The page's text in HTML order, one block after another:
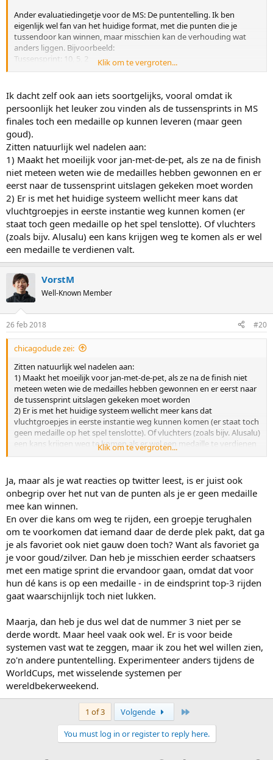
Ander evaluatiedingetje voor de MS: De puntentelling. Ik ben
eigenlijk wel fan van het huidige format, met die punten die je
tussendoor kan winnen, maar misschien kan de verhouding wat
anders liggen. Bijvoorbeeld:
Tussensprint: 10, 5, 2
Bij gelijk puntenaantal is de aankomsttijd doorslaggevend.
De nummer 1 aan de streep blijft altijd eerste, de nummer 2 ook
bijna altijd - of de nummer 3 moet ook 3 tussensprints winnen -
maar voor de bronzen medaille is er een mogelijkheid om
gedurende de race in de tussensprints meer punten te pakken dan
diegende die 3e wordt. Dat is niet evident, maar dat hoeft ook niet.
Dan wordt de vierde plek van een Alusalu/Wenger ook niet zo
eenvoudig afgedaan als 'racen voor plek 4' - en hadden ze
misschien iets minder ruimte gekregen. Maarja, wie van de
favorieten gaat iemand terughalen zodat hij/zij zelf brons kan
pakken. Dat gaan er toch ook niet veel zijn.
Klik om te vergroten...
Ik dacht zelf ook aan iets soortgelijks, vooral omdat ik
persoonlijk het leuker zou vinden als de tussensprints in MS
finales toch een medaille op kunnen leveren (maar geen
goud).
Zitten natuurlijk wel nadelen aan:
1) Maakt het moeilijk voor jan-met-de-pet, als ze na de finish
niet meteen weten wie de medailles hebben gewonnen en er
eerst naar de tussensprint uitslagen gekeken moet worden
2) Er is met het huidige systeem wellicht meer kans dat
vluchtgroepjes in eerste instantie weg kunnen komen (er
staat toch geen medaille op het spel tenslotte). Of vluchters
(zoals bijv. Alusalu) een kans krijgen weg te komen als er wel
een medaille te verdienen valt.
VorstM
Well-Known Member
26 feb 2018 #20
chicagodude zei:
Zitten natuurlijk wel nadelen aan:
1) Maakt het moeilijk voor jan-met-de-pet, als ze na de finish niet
meteen weten wie de medailles hebben gewonnen en er eerst naar
de tussensprint uitslagen gekeken moet worden
2) Er is met het huidige systeem wellicht meer kans dat
vluchtgroepjes in eerste instantie weg kunnen komen (er staat toch
geen medaille op het spel tenslotte). Of vluchters (zoals bijv. Alusalu)
een kans krijgen weg te komen als er wel een medaille te verdienen
Klik om te vergroten...
Ja, maar als je wat reacties op twitter leest, is er juist ook
onbegrip over het nut van de punten als je er geen medaille
mee kan winnen.
En over die kans om weg te rijden, een groepje terughalen
om te voorkomen dat iemand daar de derde plek pakt, dat ga
je als favoriet ook niet gauw doen toch? Want als favoriet ga
je voor goud/zilver. Dan heb je misschien eerder schaatsers
met een matige sprint die ervandoor gaan, omdat dat voor
hun dé kans is op een medaille - in de eindsprint top-3 rijden
gaat waarschijnlijk toch niet lukken.
Maarja, dan heb je dus wel dat de nummer 3 niet per se
derde wordt. Maar heel vaak ook wel. Er is voor beide
systemen vast wat te zeggen, maar ik zou het wel willen zien,
zo'n andere puntentelling. Experimenteer anders tijdens de
WorldCups, met wisselende systemen per
wereldbekerweekend.
1 of 3 Volgende
You must log in or register to reply here.